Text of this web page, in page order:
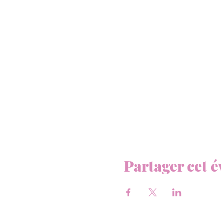
Partager cet